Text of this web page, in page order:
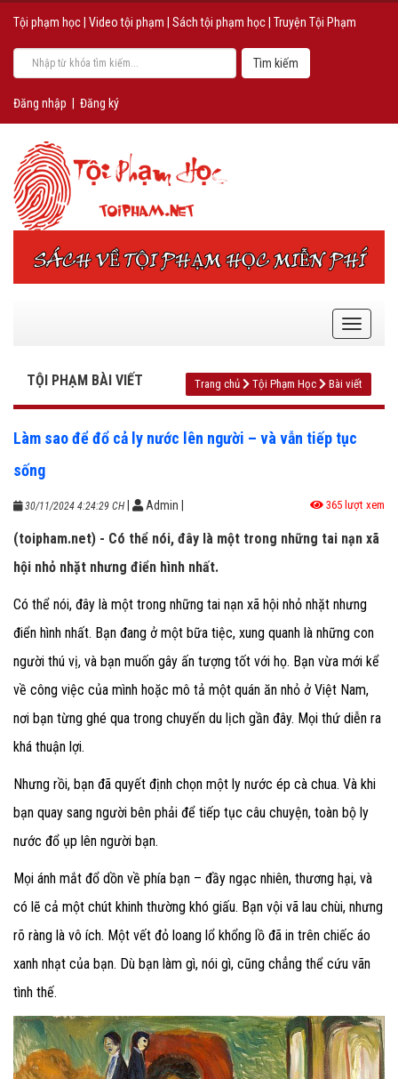
Tội phạm học Video tội phạm Sách tội phạm học Truyện Tội Phạm
Đăng nhập Đăng ký
TỘI PHẠM BÀI VIẾT Trang chủ Tội Phạm Học Bài viết
Làm sao để đổ cả ly nước lên người – và vẫn tiếp tục
sống
30/11/2024 4:24:29 CH Admin 365 lượt xem
(toipham.net) - Có thể nói, đây là một trong những tai nạn xã
hội nhỏ nhặt nhưng điển hình nhất.
Có thể nói, đây là một trong những tai nạn xã hội nhỏ nhặt nhưng
điển hình nhất. Bạn đang ở một bữa tiệc, xung quanh là những con
người thú vị, và bạn muốn gây ấn tượng tốt với họ. Bạn vừa mới kể
về công việc của mình hoặc mô tả một quán ăn nhỏ ở Việt Nam,
nơi bạn từng ghé qua trong chuyến du lịch gần đây. Mọi thứ diễn ra
khá thuận lợi.
Nhưng rồi, bạn đã quyết định chọn một ly nước ép cà chua. Và khi
bạn quay sang người bên phải để tiếp tục câu chuyện, toàn bộ ly
nước đổ ụp lên người bạn.
Mọi ánh mắt đổ dồn về phía bạn – đầy ngạc nhiên, thương hại, và
có lẽ cả một chút khinh thường khó giấu. Bạn vội vã lau chùi, nhưng
rõ ràng là vô ích. Một vết đỏ loang lổ khổng lồ đã in trên chiếc áo
xanh nhạt của bạn. Dù bạn làm gì, nói gì, cũng chẳng thể cứu vãn
tình thế.